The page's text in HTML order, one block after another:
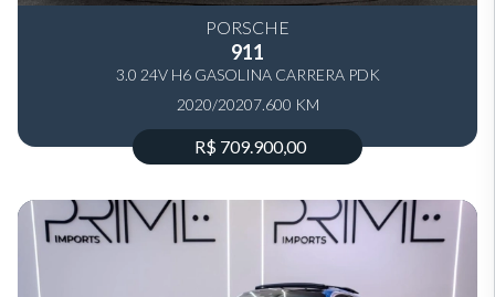
PORSCHE
911
3.0 24V H6 GASOLINA CARRERA PDK
2020/20207.600 KM
R$ 709.900,00